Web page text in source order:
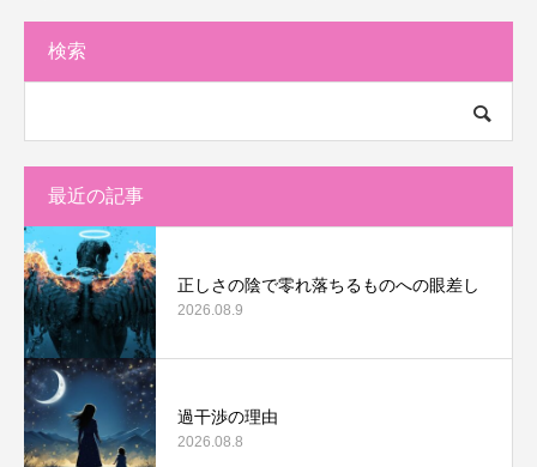
検索
最近の記事
正しさの陰で零れ落ちるものへの眼差し
2026.08.9
過干渉の理由
2026.08.8